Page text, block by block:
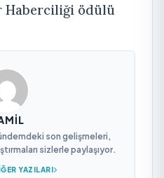
Haberciliği ödülü
son gelişmeleri,
sizlerle paylaşıyor.
YAZILARI